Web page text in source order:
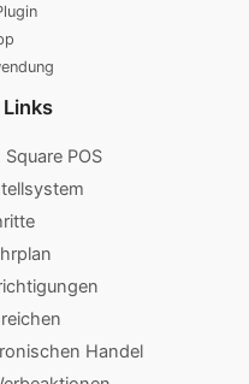
POS
Handel